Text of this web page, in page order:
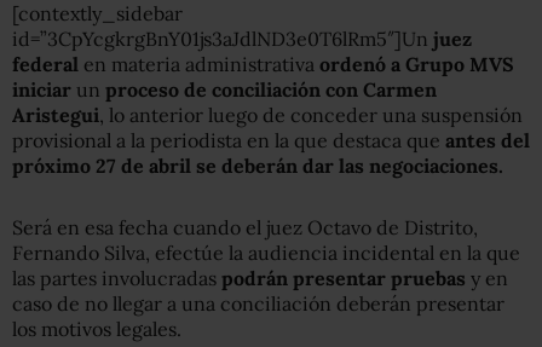
[contextly_sidebar
id=”3CpYcgkrgBnY01js3aJdlND3e0T6lRm5″]Un juez
federal en materia administrativa ordenó a Grupo MVS
iniciar un proceso de conciliación con Carmen
Aristegui, lo anterior luego de conceder una suspensión
provisional a la periodista en la que destaca que antes del
próximo 27 de abril se deberán dar las negociaciones.
Será en esa fecha cuando el juez Octavo de Distrito,
Fernando Silva, efectúe la audiencia incidental en la que
las partes involucradas podrán presentar pruebas y en
caso de no llegar a una conciliación deberán presentar
los motivos legales.